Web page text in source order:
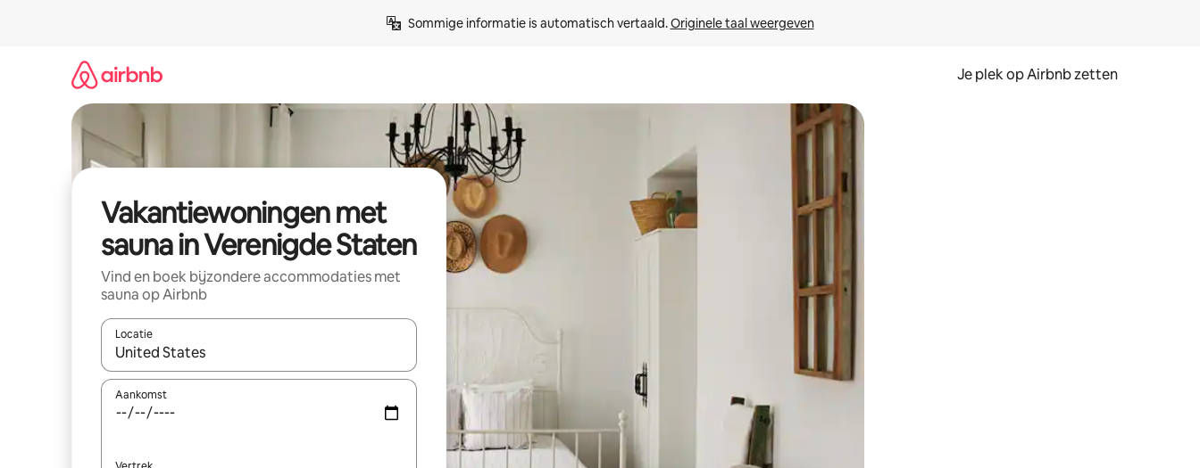
Sommige informatie is automatisch vertaald. Originele taal weergeven
Je plek op Airbnb zetten
Vakantiewoningen met
sauna in Verenigde Staten
Vind en boek bijzondere accommodaties met
sauna op Airbnb
Locatie
Wanneer er resultaten beschikbaar zijn, maak je een keuze met je de pijltjestoetsen omhoog en omlaag, óf door te tikken of swipen.
Aankomst